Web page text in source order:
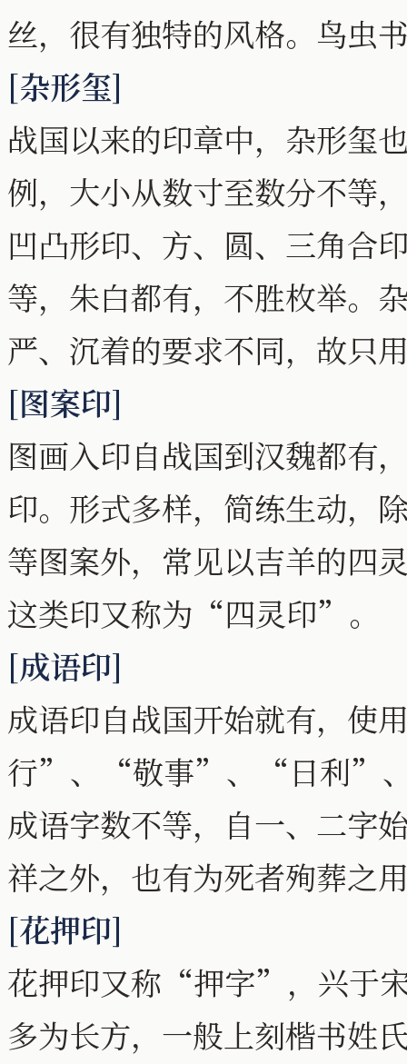
丝，很有独特的风格。鸟虫
[杂形玺]
战国以来的印章中，杂形玺
例，大小从数寸至数分不等
凹凸形印、方、圆、三角合
等，朱白都有，不胜枚举。
严、沉着的要求不同，故只
[图案印]
图画入印自战国到汉魏都有
印。形式多样，简练生动，
等图案外，常见以吉羊的四
这类印又称为“四灵印”。
[成语印]
成语印自战国开始就有，使
行”、“敬事”、“日利”
成语字数不等，自一、二字
祥之外，也有为死者殉葬之
[花押印]
花押印又称“押字”，兴于
多为长方，一般上刻楷书姓